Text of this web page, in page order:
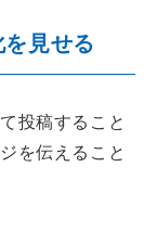
見せる
投稿すること
を伝えること